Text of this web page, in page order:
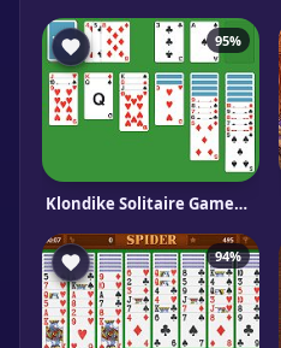
95%
Klondike Solitaire Gameboss
94%